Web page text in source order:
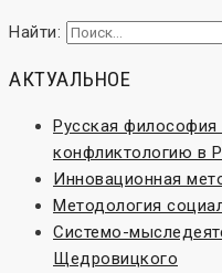
Найти:
АКТУАЛЬНОЕ
Русская
конфликтологию в
Инновационная
Методология
Системо-
Щедровицкого